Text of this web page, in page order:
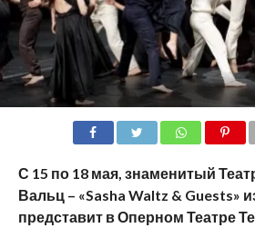
С 15 по 18 мая, знаменитый
Вальц – «Sasha Waltz & Guests»
представит в Оперном Театре